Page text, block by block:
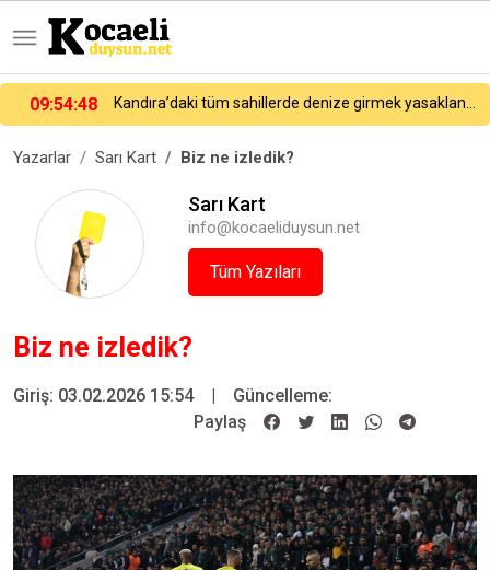
09:54:48
Yazarlar Sarı Kart Biz ne izledik?
Sarı Kart
info@kocaeliduysun.net
Tüm Yazıları
Biz ne izledik?
Giriş: 03.02.2026 15:54 |
Güncelleme:
Paylaş